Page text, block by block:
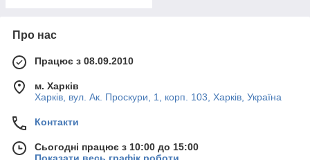
Про нас
Працює з 08.09.2010
м. Харків
Харків, вул. Ак. Проскури, 1, корп. 103, Харків, Україна
Контакти
Сьогодні працює з 10:00 до 15:00